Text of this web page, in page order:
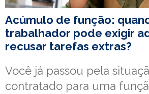
Acúmulo de função:
trabalhador pode exigir
recusar tarefas extras?
Você já passou pela
contratado para uma